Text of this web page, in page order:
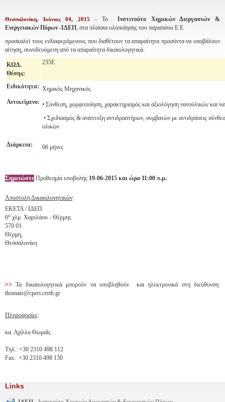
Θεσσαλονίκη, Ιούνιος 04, 2015 - Το
Ινστιτούτο Χημικών Διεργασιών &
Ενεργειακών Πόρων -ΙΔΕΠ, στα πλαίσια υλοποίησης του παραπάνω Ε Ε
προσκαλεί τους ενδιαφερόμενους που διαθέτουν τα απαραίτητα προσόντα να υποβάλουν
αίτηση, συνοδευόμενη από τα απαραίτητα δικαιολογητικά.
ΚΩΔ.
Θέσης:
235Ε
Ειδικότητα: Χημικός Μηχανικός
Αντικείμενο: • Σύνθεση, μορφοποίηση, χαρακτηρισμός και αξιολόγηση νανοϋλικών και
• Σχεδιασμός & ανάπτυξη αντιδραστήρων, συμβατών με αντιδράσεις
υλικών
Διάρκεια: 06 μήνες
Σημειώστε Προθεσμία υποβολής 19-06-2015 και ώρα 11:00 π.μ.
Αποστολή Δικαιολογητικών:
ΕΚΕΤΑ / ΙΔΕΠ
6ο χλμ. Χαριλάου - Θέρμης
570 01
Θέρμη,
Θεσσαλονίκη
>> Τα δικαιολογητικά μπορούν να υποβληθούν και ηλεκτρονικά στη διεύθυνση:
thomais@cperi.certh.gr
Πληροφορίες:
κα. Αχίλλα Θωμαΐς
Τηλ.: +30 2310 498 112
Fax: +30 2310 498 130
Links